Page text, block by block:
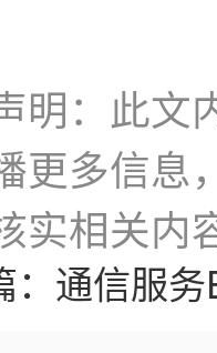
明：此文
更多信息
实相关内
通信服